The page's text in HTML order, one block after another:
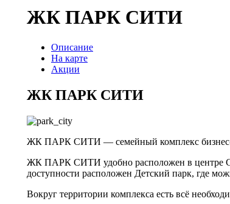
ЖК ПАРК СИТИ
Описание
На карте
Акции
ЖК ПАРК СИТИ
ЖК ПАРК СИТИ — семейный комплекс бизнес-
ЖК ПАРК СИТИ удобно расположен в центре
доступности расположен Детский парк, где
Вокруг территории комплекса есть всё